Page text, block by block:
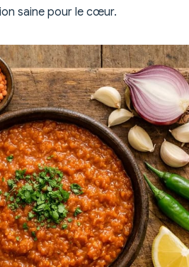
saine pour le cœur.